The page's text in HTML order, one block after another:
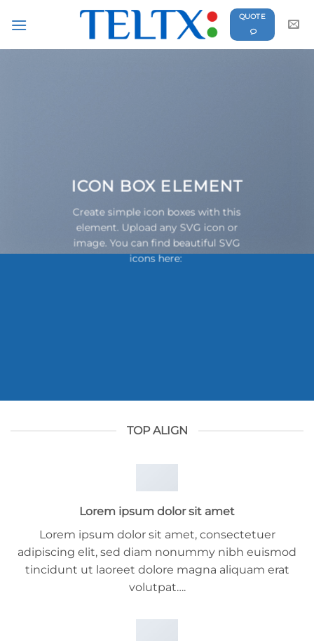
QUOTE
ICON BOX ELEMENT
Create simple icon boxes with this
element. Upload any SVG icon or
image. You can find beautiful SVG
icons here:
TOP ALIGN
Lorem ipsum dolor sit amet
Lorem ipsum dolor sit amet, consectetuer
adipiscing elit, sed diam nonummy nibh euismod
tincidunt ut laoreet dolore magna aliquam erat
volutpat….